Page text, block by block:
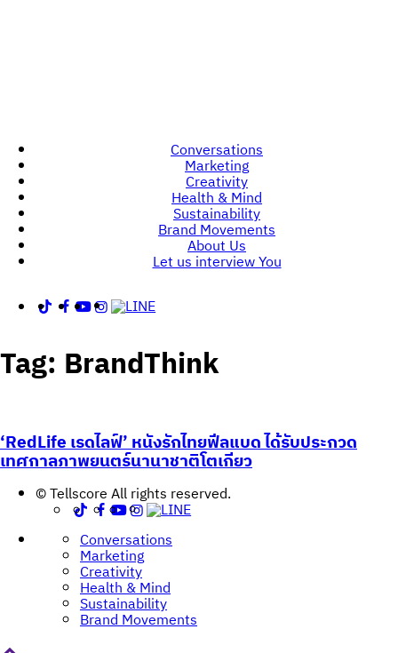
Conversations
Marketing
Creativity
Health & Mind
Sustainability
Brand Movements
About Us
Let us interview You
Tag: BrandThink
‘RedLife เรดไลฟ์’ หนังรักไทยฟีลแบด ได้รับประกวด
เทศกาลภาพยนตร์นานาชาติโตเกียว
© Tellscore All rights reserved.
Conversations
Marketing
Creativity
Health & Mind
Sustainability
Brand Movements